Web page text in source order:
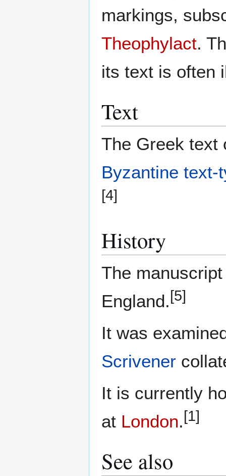
markings,
Theophylact.
its text is often
Text
The Greek text
Byzantine text-
[4]
History
The
England. [5]
It was
Scrivener
It is currently
at London. [1]
See also